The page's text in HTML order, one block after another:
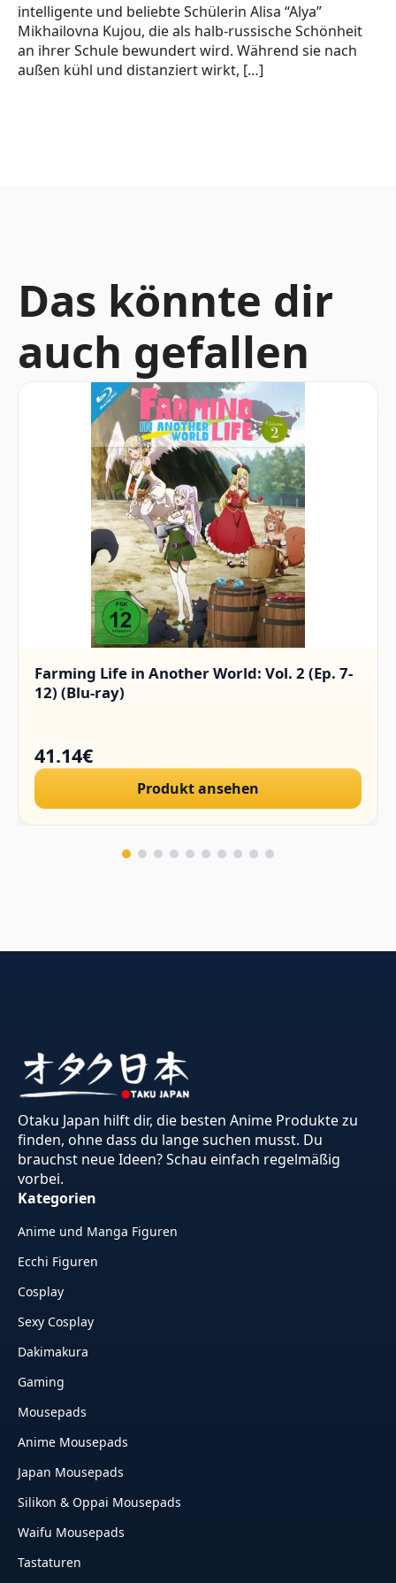
intelligente und beliebte Schülerin Alisa “Alya”
Mikhailovna Kujou, die als halb-russische Schönheit
an ihrer Schule bewundert wird. Während sie nach
außen kühl und distanziert wirkt, […]
Das könnte dir
auch gefallen
Farming Life in Another World: Vol. 2 (Ep. 7-
12) (Blu-ray)
41.14€
Produkt ansehen
Otaku Japan hilft dir, die besten Anime Produkte zu
finden, ohne dass du lange suchen musst. Du
brauchst neue Ideen? Schau einfach regelmäßig
vorbei.
Kategorien
Anime und Manga Figuren
Ecchi Figuren
Cosplay
Sexy Cosplay
Dakimakura
Gaming
Mousepads
Anime Mousepads
Japan Mousepads
Silikon & Oppai Mousepads
Waifu Mousepads
Tastaturen